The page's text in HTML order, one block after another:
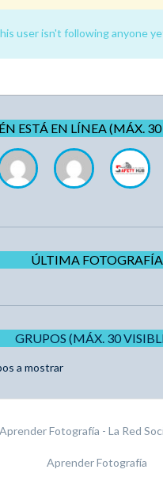
user isn't following anyone
ESTÁ EN LÍNEA (MÁX. 30
ÚLTIMA FOTOGRAFÍA
GRUPOS (MÁX. 30
a mostrar
Fotografía - La Red
Aprender Fotografía